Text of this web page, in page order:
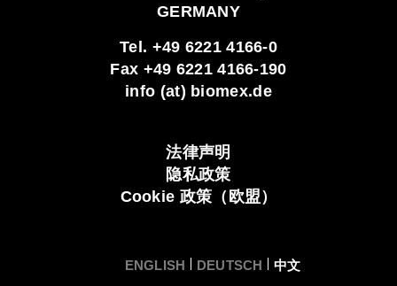
GERMANY
Tel. +49 6221 4166-0
Fax +49 6221 4166-190
info (at) biomex.de
法律声明
隐私政策​
Cookie 政策（欧盟）
ENGLISH DEUTSCH 中文